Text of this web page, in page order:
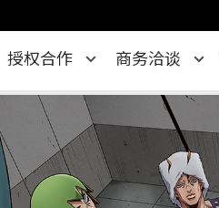
授权合作 商务洽谈